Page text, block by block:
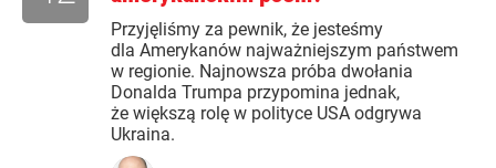
Przyjęliśmy za pewnik, że jesteśmy
dla Amerykanów najważniejszym państwem
w regionie. Najnowsza próba dwołania
Donalda Trumpa przypomina jednak,
że większą rolę w polityce USA odgrywa
Ukraina.